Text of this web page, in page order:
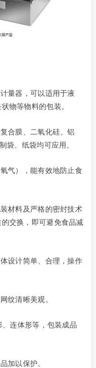
量器，可以适用于液
物等物料的包装。
合膜、二氧化硅、铝
袋、纸袋均可应用。
气），能有效地防止食
材料及严格的密封技术
交换，即可避免食品减
设计简单、合理，操作
纹清晰美观。
连体形等，包装成品
加以保护。